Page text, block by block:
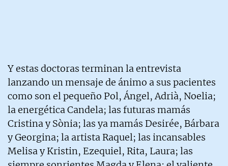
Y estas doctoras terminan la entrevista
lanzando un mensaje de ánimo a sus pacientes
como son el pequeño Pol, Ángel, Adrià, Noelia;
la energética Candela; las futuras mamás
Cristina y Sònia; las ya mamás Desirée, Bárbara
y Georgina; la artista Raquel; las incansables
Melisa y Kristin, Ezequiel, Rita, Laura; las